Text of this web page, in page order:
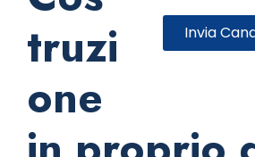
Invia
truzi
one